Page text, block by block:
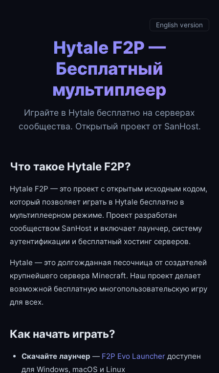
English version
Hytale F2P —
Бесплатный
мультиплеер
Играйте в Hytale бесплатно на серверах
сообщества. Открытый проект от SanHost.
Что такое Hytale F2P?
Hytale F2P — это проект с открытым исходным кодом,
который позволяет играть в Hytale бесплатно в
мультиплеерном режиме. Проект разработан
сообществом SanHost и включает лаунчер, систему
аутентификации и бесплатный хостинг серверов.
Hytale — это долгожданная песочница от создателей
крупнейшего сервера Minecraft. Наш проект делает
возможной бесплатную многопользовательскую игру
для всех.
Как начать играть?
Скачайте лаунчер — F2P Evo Launcher доступен
для Windows, macOS и Linux